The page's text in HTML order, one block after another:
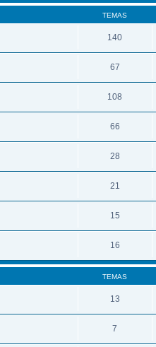
TEMAS
140
67
108
66
28
21
15
16
TEMAS
13
7